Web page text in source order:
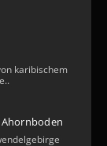
karibischem